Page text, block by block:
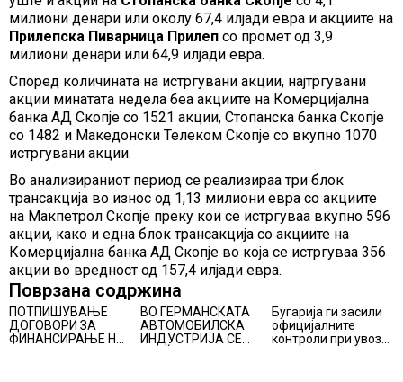
милиони денари или околу 67,4 илјади евра и акциите на
Прилепска Пиварница Прилеп со промет од 3,9
милиони денари или 64,9 илјади евра.
Според количината на истргувани акции, најтргувани
акции минатата недела беа акциите на Комерцијална
банка АД Скопје со 1521 акции, Стопанска банка Скопје
со 1482 и Македонски Телеком Скопје со вкупно 1070
истргувани акции.
Во анализираниот период се реализираа три блок
трансакција во износ од 1,13 милиони евра со акциите
на Макпетрол Скопје преку кои се истргуваа вкупно 596
акции, како и една блок трансакција со акциите на
Комерцијална банка АД Скопје во која се истргуваа 356
акции во вредност од 157,4 илјади евра.
Поврзана содржина
ПОТПИШУВАЊЕ
ДОГОВОРИ ЗА
ФИНАНСИРАЊЕ НА
ВО ГЕРМАНСКАТА
АВТОМОБИЛСКА
ИНДУСТРИЈА СЕ
Бугарија ги засили
официјалните
контроли при увоз